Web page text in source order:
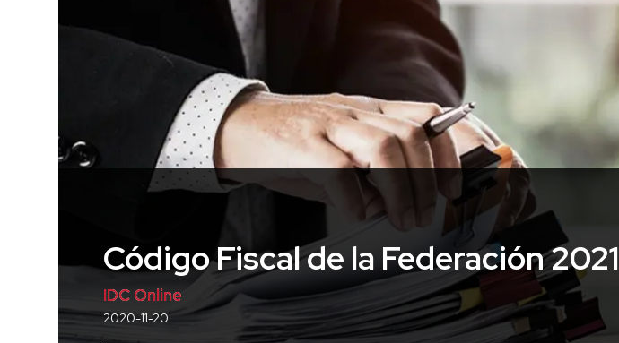
Código Fiscal de la Federación 2021
IDC Online
2020-11-20